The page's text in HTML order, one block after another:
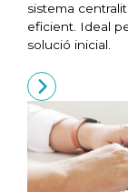
sistema
eficient. Ideal
solució inicial.